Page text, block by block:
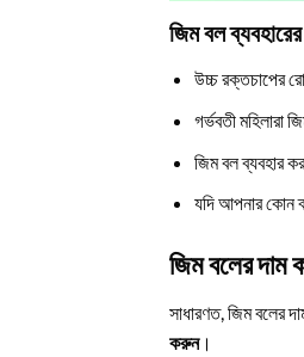
জিম বল
উচ্চ রক্তচাপের
গর্ভবতী মহিলারা
জিম বল ব্যবহার
যদি আপনার কোন
জিম বলের দাম
সাধারণত, জিম বলের
করুন।